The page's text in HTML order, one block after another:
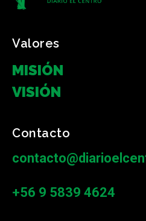
Valores
MISIÓN
VISIÓN
Contacto
+56 9 5839 4624